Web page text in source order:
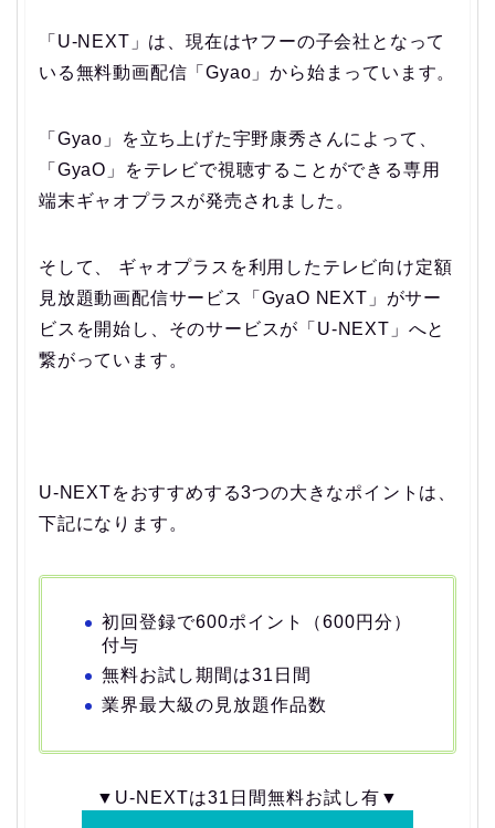
「U-NEXT」は、現在はヤフーの子会社となって
いる無料動画配信「Gyao」から始まっています。
「Gyao」を立ち上げた宇野康秀さんによって、
「GyaO」をテレビで視聴することができる専用
端末ギャオプラスが発売されました。
そして、 ギャオプラスを利用したテレビ向け定額
見放題動画配信サービス「GyaO NEXT」がサー
ビスを開始し、そのサービスが「U-NEXT」へと
繋がっています。
U-NEXTをおすすめする3つの大きなポイントは、
下記になります。
初回登録で600ポイント（600円分）
付与
無料お試し期間は31日間
業界最大級の見放題作品数
▼U-NEXTは31日間無料お試し有▼